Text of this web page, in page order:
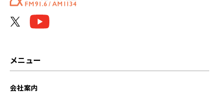
メニュー
会社案内